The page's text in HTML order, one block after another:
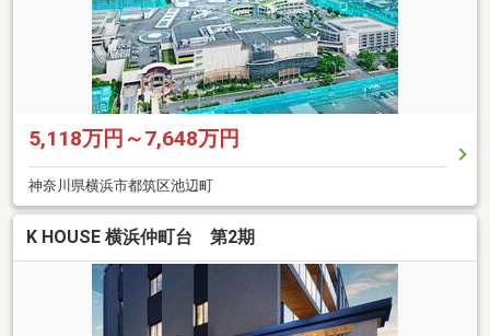
5,118万円～7,648万円
神奈川県横浜市都筑区池辺町
K HOUSE 横浜仲町台 第2期